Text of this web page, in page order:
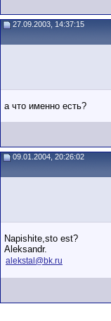
27.09.2003, 14:37:15
а что именно есть?
09.01.2004, 20:26:02
Napishite,sto est?
Aleksandr.
alekstal@bk.ru